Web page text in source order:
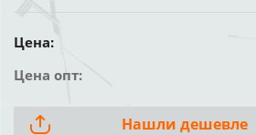
Цена:
Цена опт:
Нашли дешевле